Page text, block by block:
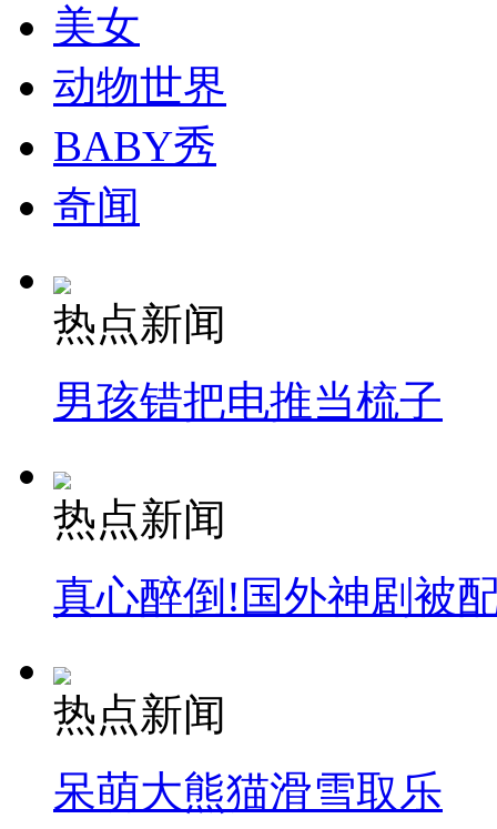
美女
动物世界
BABY秀
奇闻
热点新闻
男孩错把电推当梳子
热点新闻
真心醉倒!国外神剧被
热点新闻
呆萌大熊猫滑雪取乐